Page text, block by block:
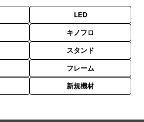
LED
キノフロ
スタンド
フレーム
新規機材